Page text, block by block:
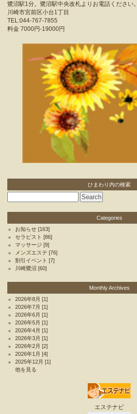
鷺沼駅1分。鷺沼駅中央改札よりお電話ください。
川崎市宮前区小台1丁目
TEL:044-767-7855
料金 7000円-19000円
ひまわり内の検索
Categories
お知らせ [163]
セラピスト [86]
マッサージ [9]
メンズエステ [76]
割引イベント [7]
川崎鷺沼 [60]
Monthly Archives
2026年8月 [1]
2026年7月 [1]
2026年6月 [1]
2026年5月 [1]
2026年4月 [1]
2026年3月 [1]
2026年2月 [2]
2026年1月 [4]
2025年12月 [1]
他を見る
エステナビ